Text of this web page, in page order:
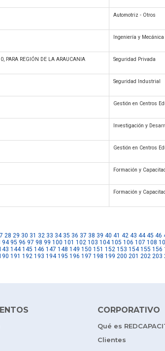
Automotriz - Otros
Ingeniería y Mecánica
PARA REGIÓN DE LA ARAUCANIA Seguridad Privada
Seguridad Industrial
Gestión en Centros
Investigación y
Gestión en Centros
Formación y
Formación y
28 29 30 31 32 33 34 35 36 37 38 39 40 41 42 43 44 45 46
94 95 96 97 98 99 100 101 102 103 104 105 106 107 108
144 145 146 147 148 149 150 151 152 153 154 155 156
191 192 193 194 195 196 197 198 199 200 201 202 203
CORPORATIVO
Qué es
Clientes